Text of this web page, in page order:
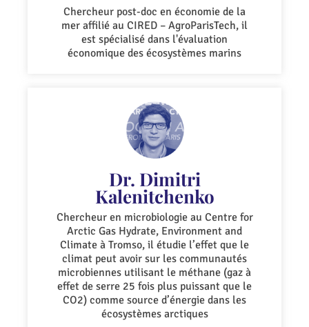
Chercheur post-doc en économie de la
mer affilié au CIRED – AgroParisTech, il
est spécialisé dans l'évaluation
économique des écosystèmes marins
Dr. Dimitri
Kalenitchenko
Chercheur en microbiologie au Centre for
Arctic Gas Hydrate, Environment and
Climate à Tromso, il étudie l’effet que le
climat peut avoir sur les communautés
microbiennes utilisant le méthane (gaz à
effet de serre 25 fois plus puissant que le
CO2) comme source d’énergie dans les
écosystèmes arctiques